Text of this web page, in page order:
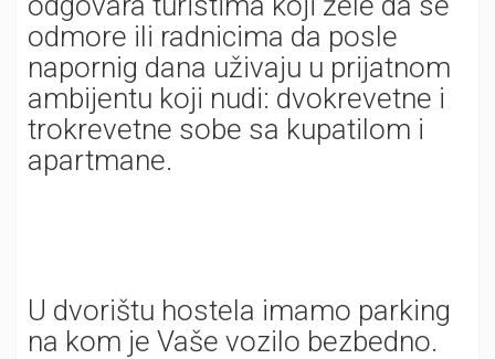
odmore ili radnicima da posle
napornig dana uživaju u prijatnom
ambijentu koji nudi: dvokrevetne i
trokrevetne sobe sa kupatilom i
apartmane.
U dvorištu hostela imamo parking
na kom je Vaše vozilo bezbedno.